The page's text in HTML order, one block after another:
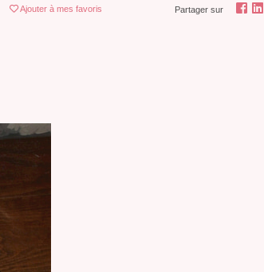
Ajouter à mes favoris Partager sur